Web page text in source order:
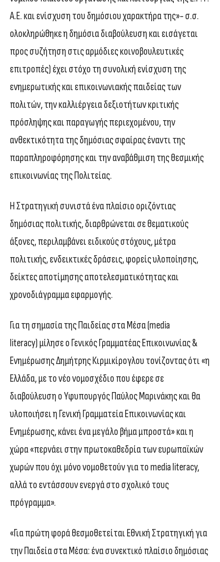
Α.Ε. και ενίσχυση του δημόσιου χαρακτήρα της»- σ.σ.
ολοκληρώθηκε η δημόσια διαβούλευση και εισάγεται
προς συζήτηση στις αρμόδιες κοινοβουλευτικές
επιτροπές) έχει στόχο τη συνολική ενίσχυση της
ενημερωτικής και επικοινωνιακής παιδείας των
πολιτών, την καλλιέργεια δεξιοτήτων κριτικής
πρόσληψης και παραγωγής περιεχομένου, την
ανθεκτικότητα της δημόσιας σφαίρας έναντι της
παραπληροφόρησης και την αναβάθμιση της θεσμικής
επικοινωνίας της Πολιτείας.
Η Στρατηγική συνιστά ένα πλαίσιο οριζόντιας
δημόσιας πολιτικής, διαρθρώνεται σε θεματικούς
άξονες, περιλαμβάνει ειδικούς στόχους, μέτρα
πολιτικής, ενδεικτικές δράσεις, φορείς υλοποίησης,
δείκτες αποτίμησης αποτελεσματικότητας και
χρονοδιάγραμμα εφαρμογής.
Για τη σημασία της Παιδείας στα Μέσα (media
literacy) μίλησε ο Γενικός Γραμματέας Επικοινωνίας &
Ενημέρωσης Δημήτρης Κιρμικίρογλου τονίζοντας ότι «η
Ελλάδα, με το νέο νομοσχέδιο που έφερε σε
διαβούλευση ο Υφυπουργός Παύλος Μαρινάκης και θα
υλοποιήσει η Γενική Γραμματεία Επικοινωνίας και
Ενημέρωσης, κάνει ένα μεγάλο βήμα μπροστά» και η
χώρα «περνάει στην πρωτοκαθεδρία των ευρωπαϊκών
χωρών που όχι μόνο νομοθετούν για το media literacy,
αλλά το εντάσσουν ενεργά στο σχολικό τους
πρόγραμμα».
«Για πρώτη φορά θεσμοθετείται Εθνική Στρατηγική για
την Παιδεία στα Μέσα: ένα συνεκτικό πλαίσιο δημόσιας